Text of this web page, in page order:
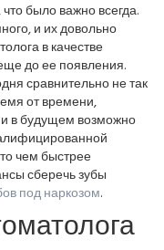
было важно всегда.
и их довольно
в качестве
до ее появления.
сравнительно не так
от времени,
и в будущем возможно
чем быстрее
сберечь зубы
под наркозом.